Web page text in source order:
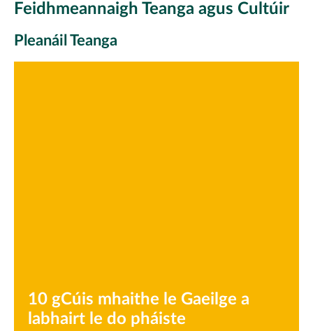
Feidhmeannaigh Teanga agus Cultúir
Pleanáil Teanga
10 gCúis mhaithe le Gaeilge a
labhairt le do pháiste